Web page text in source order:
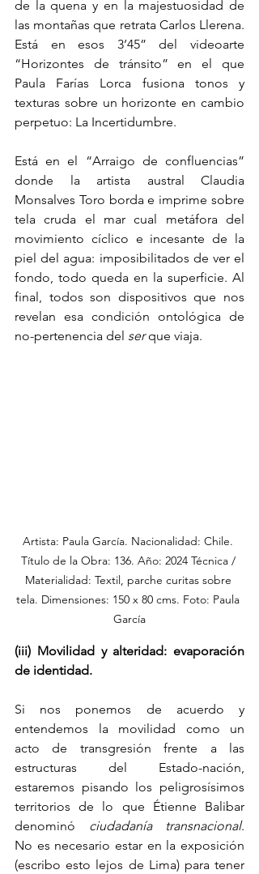
de la quena y en la majestuosidad de
las montañas que retrata Carlos Llerena.
Está en esos 3’45” del videoarte
“Horizontes de tránsito” en el que
Paula Farías Lorca fusiona tonos y
texturas sobre un horizonte en cambio
perpetuo: La Incertidumbre.
Está en el “Arraigo de confluencias”
donde la artista austral Claudia
Monsalves Toro borda e imprime sobre
tela cruda el mar cual metáfora del
movimiento cíclico e incesante de la
piel del agua: imposibilitados de ver el
fondo, todo queda en la superficie. Al
final, todos son dispositivos que nos
revelan esa condición ontológica de
no-pertenencia del ser que viaja.
Artista: Paula García. Nacionalidad: Chile.
Título de la Obra: 136. Año: 2024 Técnica /
Materialidad: Textil, parche curitas sobre
tela. Dimensiones: 150 x 80 cms. Foto: Paula
García
(iii) Movilidad y alteridad: evaporación
de identidad.
Si nos ponemos de acuerdo y
entendemos la movilidad como un
acto de transgresión frente a las
estructuras del Estado-nación,
estaremos pisando los peligrosísimos
territorios de lo que Étienne Balibar
denominó ciudadanía transnacional.
No es necesario estar en la exposición
(escribo esto lejos de Lima) para tener